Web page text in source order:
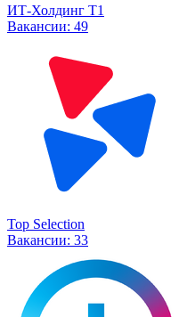
ИТ-Холдинг Т1
Вакансии: 49
Top Selection
Вакансии: 33